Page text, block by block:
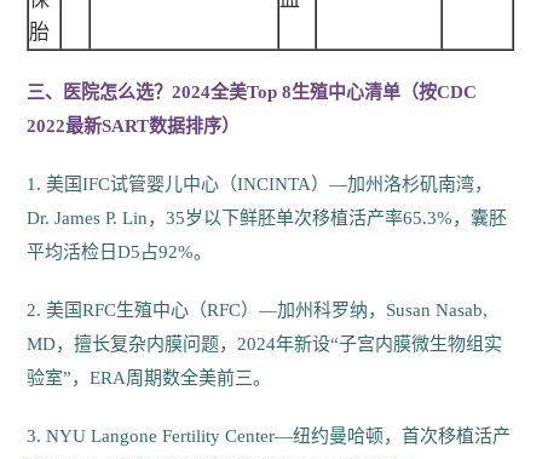
胎
三、医院怎么选？2024全美Top 8生殖中心清单（按CDC
2022最新SART数据排序）
1. 美国IFC试管婴儿中心（INCINTA）—加州洛杉矶南湾，
Dr. James P. Lin，35岁以下鲜胚单次移植活产率65.3%，囊胚
平均活检日D5占92%。
2. 美国RFC生殖中心（RFC）—加州科罗纳，Susan Nasab,
MD，擅长复杂内膜问题，2024年新设“子宫内膜微生物组实
验室”，ERA周期数全美前三。
3. NYU Langone Fertility Center—纽约曼哈顿，首次移植活产